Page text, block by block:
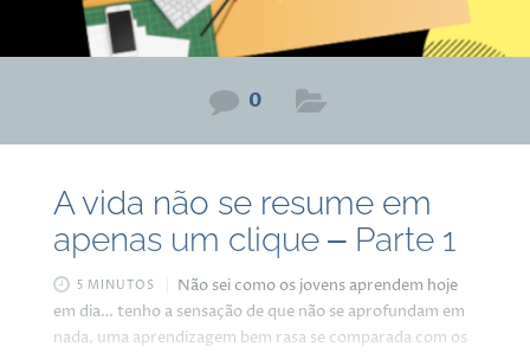
0
A vida não se resume em
apenas um clique – Parte 1
5 MINUTOS
Não sei como os jovens aprendem hoje
em dia… tenho a sensação de que não se aprofundam em
nada, uma aprendizagem bem rasa se comparada com os